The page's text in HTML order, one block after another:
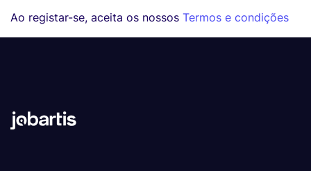
Ao registar-se, aceita os nossos Termos e condições